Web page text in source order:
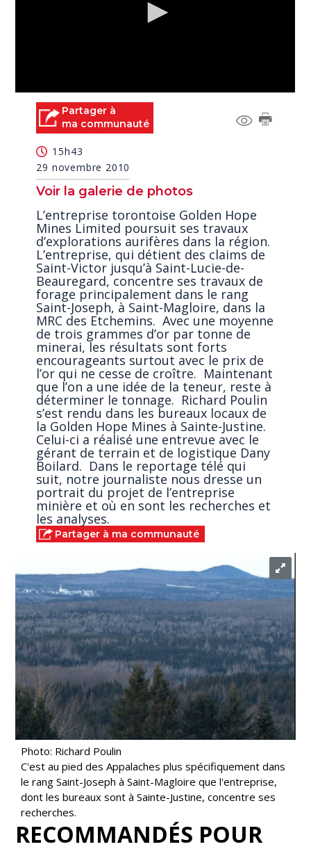
seconds Partager à
ma communauté
15h43
29 novembre 2010
Voir la galerie de photos
L’entreprise torontoise Golden Hope
Mines Limited poursuit ses travaux
d’explorations aurifères dans la région.
L’entreprise, qui détient des claims de
Saint-Victor jusqu’à Saint-Lucie-de-
Beauregard, concentre ses travaux de
forage principalement dans le rang
Saint-Joseph, à Saint-Magloire, dans la
MRC des Etchemins. Avec une moyenne
de trois grammes d’or par tonne de
minerai, les résultats sont forts
encourageants surtout avec le prix de
l’or qui ne cesse de croître. Maintenant
que l’on a une idée de la teneur, reste à
déterminer le tonnage. Richard Poulin
s’est rendu dans les bureaux locaux de
la Golden Hope Mines à Sainte-Justine.
Celui-ci a réalisé une entrevue avec le
gérant de terrain et de logistique Dany
Boilard. Dans le reportage télé qui
suit, notre journaliste nous dresse un
portrait du projet de l’entreprise
minière et où en sont les recherches et
les analyses.
Partager à ma communauté
Photo: Richard Poulin
C'est au pied des Appalaches plus spécifiquement dans
le rang Saint-Joseph à Saint-Magloire que l'entreprise,
dont les bureaux sont à Sainte-Justine, concentre ses
recherches.
RECOMMANDÉS POUR